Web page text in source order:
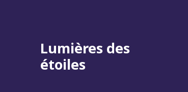
Lumières des
étoiles